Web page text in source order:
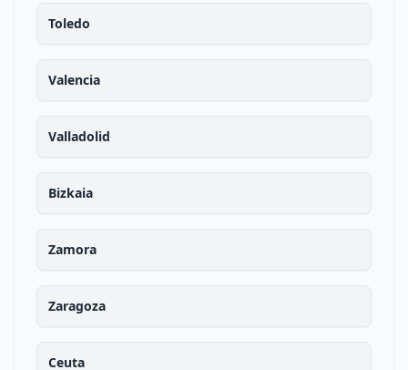
Toledo
Valencia
Valladolid
Bizkaia
Zamora
Zaragoza
Ceuta